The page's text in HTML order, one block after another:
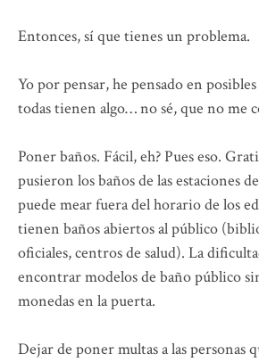
Entonces, sí que tienes un problema.
Yo por pensar, he pensado en
todas tienen algo… no sé, que no me
Poner baños. Fácil, eh? Pues eso.
pusieron los baños de las estaciones
puede mear fuera del horario de los
tienen baños abiertos al público
oficiales, centros de salud). La
encontrar modelos de baño público
monedas en la puerta.
Dejar de poner multas a las personas